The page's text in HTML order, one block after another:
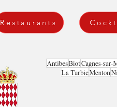
Restaurants
AntibesBiotCagnes-sur-
La TurbieMenton